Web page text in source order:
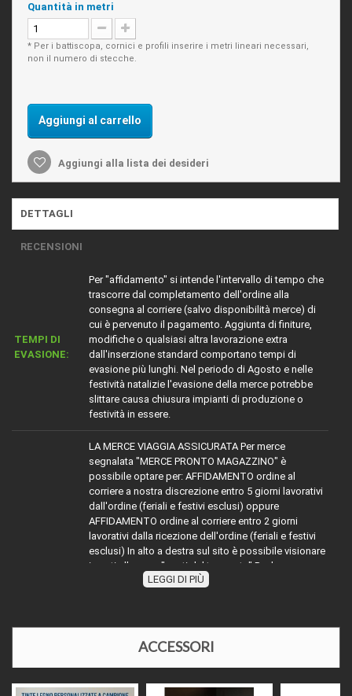
Quantità in metri
* Per i battiscopa, cornici e profili inserire i metri lineari necessari,
non il numero di stecche.
Aggiungi al carrello
Aggiungi alla lista dei desideri
DETTAGLI
RECENSIONI
TEMPI DI
EVASIONE:
Per "affidamento" si intende l'intervallo di tempo che
trascorre dal completamento dell'ordine alla
consegna al corriere (salvo disponibilità merce) di
cui è pervenuto il pagamento. Aggiunta di finiture,
modifiche o qualsiasi altra lavorazione extra
dall'inserzione standard comportano tempi di
evasione più lunghi. Nel periodo di Agosto e nelle
festività natalizie l'evasione della merce potrebbe
slittare causa chiusura impianti di produzione o
festività in essere.
LA MERCE VIAGGIA ASSICURATA Per merce
segnalata "MERCE PRONTO MAGAZZINO" è
possibile optare per: AFFIDAMENTO ordine al
corriere a nostra discrezione entro 5 giorni lavorativi
dall'ordine (feriali e festivi esclusi) oppure
AFFIDAMENTO ordine al corriere entro 2 giorni
lavorativi dalla ricezione dell'ordine (feriali e festivi
esclusi) In alto a destra sul sito è possibile visionare
i costi alla voce "costi del trasporto" Per la merce
con diciture diverse da MERCE PRONTO
evaso 2 giorni lavorativi) ai tempi dell'affidamento al
corriere richiesto, oppure contattarci
telefonicamente o via mail per disponibilità e relativi
tempi di affidamento al corriere. Nel periodo di
Agosto e nelle festività natalizie l'affidamento della
LEGGI DI PIÙ
ACCESSORI